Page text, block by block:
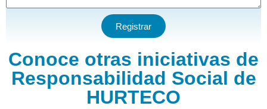
Registrar
Conoce otras iniciativas de
Responsabilidad Social de
HURTECO